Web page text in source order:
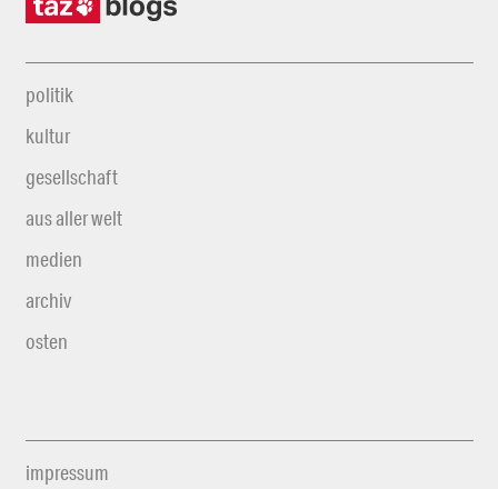
politik
kultur
gesellschaft
aus aller welt
medien
archiv
osten
impressum